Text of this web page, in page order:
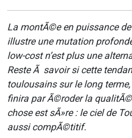
La montÃ©e en puissance
illustre une mutation
low-cost n’est plus une
Reste Ã savoir si cette
toulousains sur le long
finira par Ã©roder la
chose est sÃ»re : le ciel de
aussi compÃ©titif.